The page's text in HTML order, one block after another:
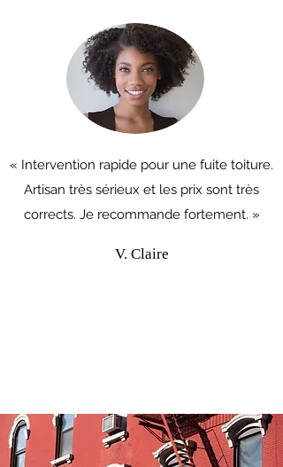
« Intervention rapide pour une fuite toiture.
Artisan très sérieux et les prix sont très
corrects. Je recommande fortement. »
V. Claire